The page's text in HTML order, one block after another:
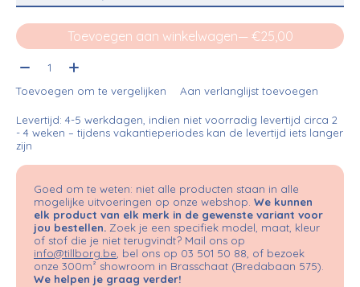
Toevoegen aan winkelwagen
— €25,00
Aantal:
Toevoegen om te vergelijken Aan verlanglijst toevoegen
Levertijd: 4-5 werkdagen, indien niet voorradig levertijd circa 2
- 4 weken – tijdens vakantieperiodes kan de levertijd iets langer
zijn
Goed om te weten: niet alle producten staan in alle
mogelijke uitvoeringen op onze webshop. We kunnen
elk product van elk merk in de gewenste variant voor
jou bestellen. Zoek je een specifiek model, maat, kleur
of stof die je niet terugvindt? Mail ons op
info@tillborg.be, bel ons op 03 501 50 88, of bezoek
onze 300m² showroom in Brasschaat (Bredabaan 575).
We helpen je graag verder!